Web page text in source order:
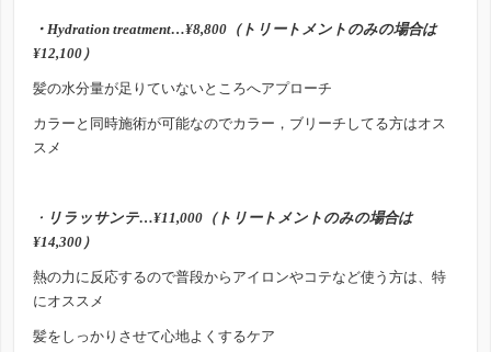
・Hydration treatment…¥8,800（トリートメントのみの場合は
¥12,100）
髪の水分量が足りていないところへアプローチ
カラーと同時施術が可能なのでカラー，ブリーチしてる方はオス
スメ
・ リラッサンテ…¥11,000（トリートメントのみの場合は
¥14,300）
熱の力に反応するので普段からアイロンやコテなど使う方は、特
にオススメ
髪をしっかりさせて心地よくするケア